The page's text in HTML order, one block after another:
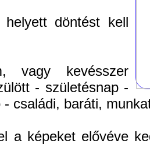
helyett döntést kell
vagy kevésszer
- születésnap -
családi, baráti,
a képeket elővéve